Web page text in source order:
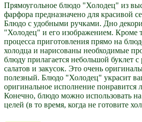
Прямоугольное блюдо "Холодец" из
фарфора предназначено для красивой
Блюдо с удобными ручками. Дно
"Холодец" и его изображением. Кроме
процесса приготовления прямо на
холодца и нарисованы необходимые
блюду прилагается небольшой буклет
салатов и закусок. Это очень
полезный. Блюдо "Холодец" украсит
оригинальное исполнение понравится
Конечно, блюдо можно использовать
целей (в то время, когда не готовите